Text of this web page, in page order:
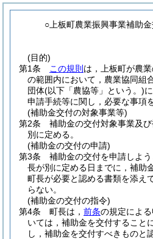
○上板町農業振興事業補助金
(目的)
第1条
この規則 は，上板町が農
の範囲内において，農業協同組
団体(以下「農協等」という。)
申請手続等に関し，必要な事項
(補助金交付の対象事業等)
第2条
補助金の交付対象事業及
別に定める。
(補助金の交付の申請)
第3条
補助金の交付を申請しよ
長が別に定める日までに，補助
町長が必要と認める書類を添え
らない。
(補助金の交付の指令)
第4条
町長は， 前条の規定によ
いては，補助金を交付すること
し，補助金を交付すべきものと